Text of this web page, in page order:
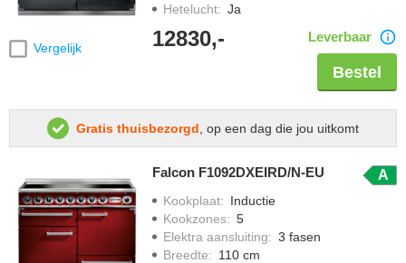
Vergelijk
Hetelucht: Ja
12830,- Leverbaar
Bestel
Gratis thuisbezorgd , op een dag die jou uitkomt
Falcon F1092DXEIRD/N-EU A
Kookplaat: Inductie
Kookzones: 5
Elektra aansluiting: 3 fasen
Breedte: 110 cm